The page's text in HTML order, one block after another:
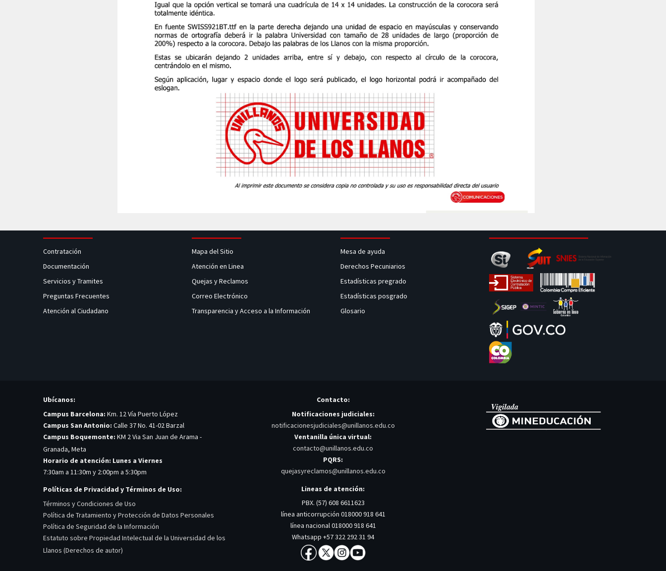
Contratación
Documentación
Servicios y Tramites
Preguntas Frecuentes
Atención al Ciudadano
Mapa del Sitio
Atención en Linea
Quejas y Reclamos
Correo Electrónico
Transparencia y Acceso a la Información
Mesa de ayuda
Derechos Pecuniarios
Estadísticas pregrado
Estadísticas posgrado
Glosario
Ubícanos:
Campus Barcelona: Km. 12 Vía Puerto López
Campus San Antonio: Calle 37 No. 41-02 Barzal
Campus Boquemonte: KM 2 Via San Juan de Arama -
Granada, Meta
Horario de atención: Lunes a Viernes
7:30am a 11:30m y 2:00pm a 5:30pm
Políticas de Privacidad y Términos de Uso:
Términos y Condiciones de Uso
Política de Tratamiento y Protección de Datos Personales
Política de Seguridad de la Información
Estatuto sobre Propiedad Intelectual de la Universidad de los
Llanos (Derechos de autor)
Contacto:
Notificaciones judiciales:
notificacionesjudiciales@unillanos.edu.co
Ventanilla única virtual:
contacto@unillanos.edu.co
PQRS:
quejasyreclamos@unillanos.edu.co
Lineas de atención:
PBX. (57) 608 6611623
línea anticorrupción 018000 918 641
línea nacional 018000 918 641
Whatsapp +57 322 292 31 94